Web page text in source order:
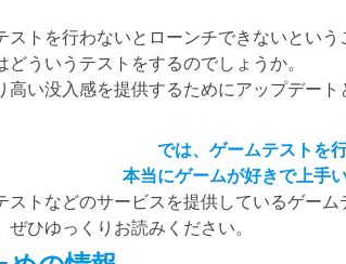
トを行わないとローンチできないという
ういうテストをするのでしょうか。
い没入感を提供するためにアップデー
では、ゲームテストを
本当にゲームが好きで上手
トなどのサービスを提供しているゲー
ひゆっくりお読みください。